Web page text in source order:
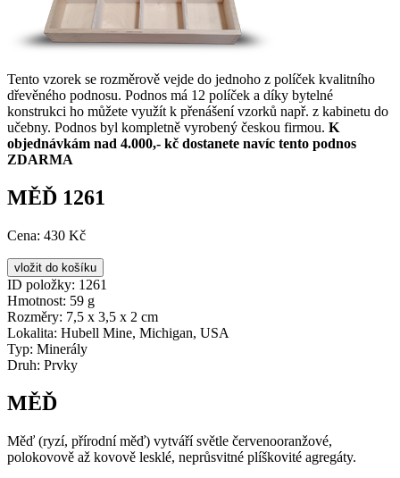
Tento vzorek se rozměrově vejde do jednoho z políček kvalitního
dřevěného podnosu. Podnos má 12 políček a díky bytelné
konstrukci ho můžete využít k přenášení vzorků např. z kabinetu do
učebny. Podnos byl kompletně vyrobený českou firmou. K
objednávkám nad 4.000,- kč dostanete navíc tento podnos
ZDARMA
MĚĎ 1261
Cena: 430 Kč
ID položky: 1261
Hmotnost: 59 g
Rozměry: 7,5 x 3,5 x 2 cm
Lokalita: Hubell Mine, Michigan, USA
Typ: Minerály
Druh: Prvky
MĚĎ
Měď (ryzí, přírodní měď) vytváří světle červenooranžové,
polokovově až kovově lesklé, neprůsvitné plíškovité agregáty.